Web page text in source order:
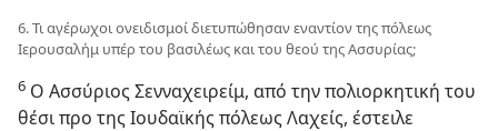
6. Τι αγέρωχοι ονειδισμοί διετυπώθησαν εναντίον της πόλεως
Ιερουσαλήμ υπέρ του βασιλέως και του θεού της Ασσυρίας;
6 Ο Ασσύριος Σενναχειρείμ, από την πολιορκητική του
θέσι προ της Ιουδαϊκής πόλεως Λαχείς, έστειλε